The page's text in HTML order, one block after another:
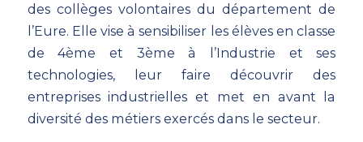
des collèges volontaires du département de
l’Eure. Elle vise à sensibiliser les élèves en classe
de 4ème et 3ème à l’Industrie et ses
technologies, leur faire découvrir des
entreprises industrielles et met en avant la
diversité des métiers exercés dans le secteur.